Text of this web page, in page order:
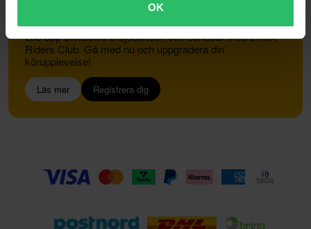
OK
Gå med i 24MX Riders Club
Lås upp exklusiva erbjudanden och bonusar med 24MX
Riders Club. Gå med nu och uppgradera din
körupplevelse!
Läs mer Registrera dig